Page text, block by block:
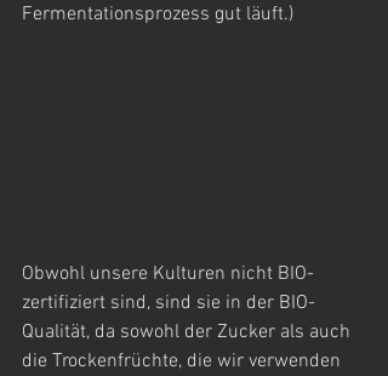
Fermentationsprozess gut läuft.)
Obwohl unsere Kulturen nicht BIO-
zertifiziert sind, sind sie in der BIO-
Qualität, da sowohl der Zucker als auch
die Trockenfrüchte, die wir verwenden